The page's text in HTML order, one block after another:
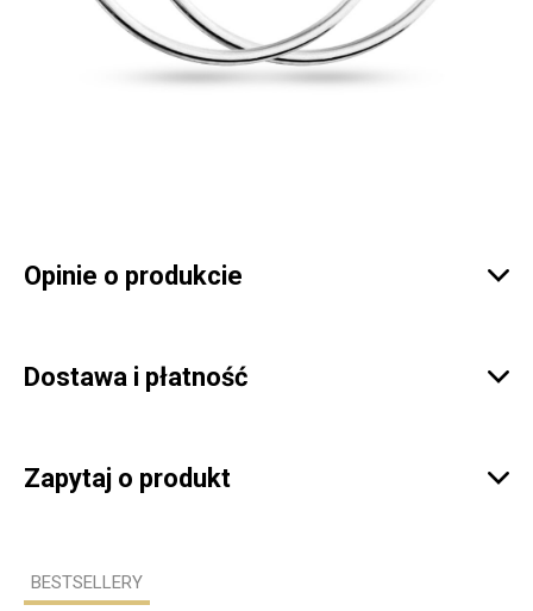
Opinie o produkcie 
Dostawa i płatność 
Zapytaj o produkt 
BESTSELLERY